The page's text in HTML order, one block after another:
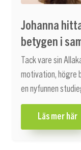
Johanna
betygen i
Tack vare sin
motivation, högre
en nyfunnen
Läs mer här